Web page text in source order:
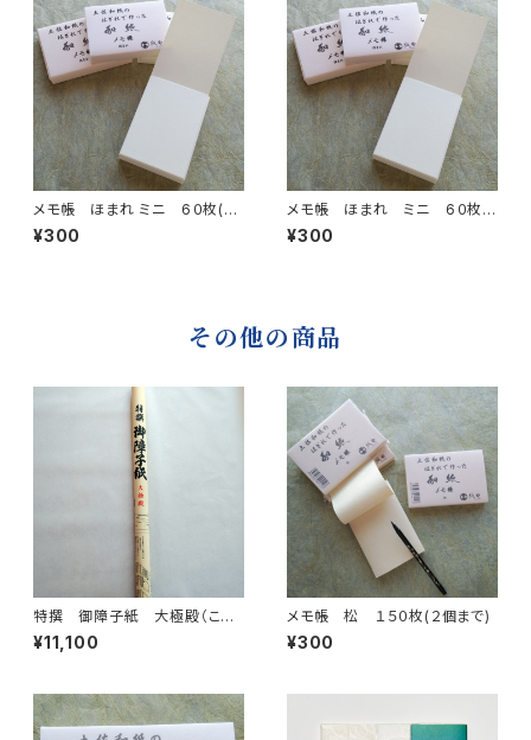
メモ帳 ほまれ ミニ 6０枚(4
個まで)
¥300
メモ帳 ほまれ ミニ 6０枚
(８個まで)
¥300
その他の商品
特撰 御障子紙 大極殿（こう
ぞ90％） ９４㎝×７．３ｍ
¥11,100
メモ帳 松 １５０枚(２個まで)
¥300